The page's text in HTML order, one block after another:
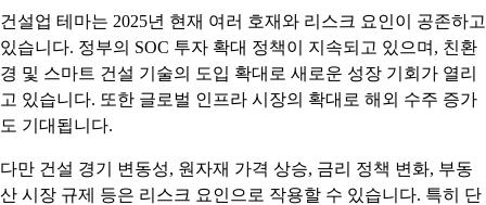
건설업 테마는 2025년 현재 여러 호재와 리스크 요인이 공존하고
있습니다. 정부의 SOC 투자 확대 정책이 지속되고 있으며, 친환
경 및 스마트 건설 기술의 도입 확대로 새로운 성장 기회가 열리
고 있습니다. 또한 글로벌 인프라 시장의 확대로 해외 수주 증가
도 기대됩니다.
다만 건설 경기 변동성, 원자재 가격 상승, 금리 정책 변화, 부동
산 시장 규제 등은 리스크 요인으로 작용할 수 있습니다. 특히 단